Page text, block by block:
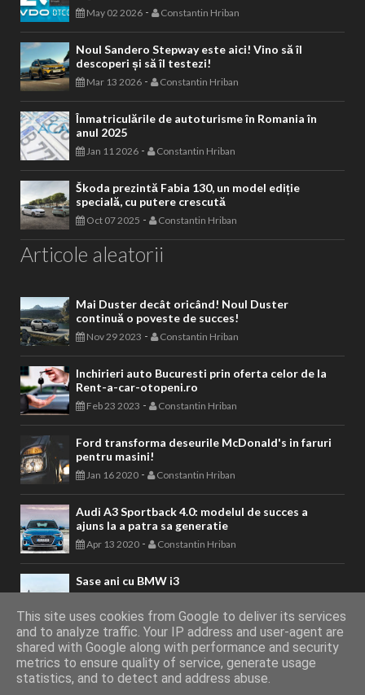
May 02 2026 - Constantin Hriban
Noul Sandero Stepway este aici! Vino să îl
descoperi și să îl testezi!
Mar 13 2026 - Constantin Hriban
Înmatriculările de autoturisme în Romania în
anul 2025
Jan 11 2026 - Constantin Hriban
Škoda prezintă Fabia 130, un model ediție
specială, cu putere crescută
Oct 07 2025 - Constantin Hriban
Articole aleatorii
Mai Duster decât oricând! Noul Duster
continuă o poveste de succes!
Nov 29 2023 - Constantin Hriban
Inchirieri auto Bucuresti prin oferta celor de la
Rent-a-car-otopeni.ro
Feb 23 2023 - Constantin Hriban
Ford transforma deseurile McDonald's in faruri
pentru masini!
Jan 16 2020 - Constantin Hriban
Audi A3 Sportback 4.0: modelul de succes a
ajuns la a patra sa generatie
Apr 13 2020 - Constantin Hriban
Sase ani cu BMW i3
AUTOVITAL - Blog AutoCopyright © 2011 - 2026. Toate drepturile
This site uses cookies from Google to deliver its services
and to analyze traffic. Your IP address and user-agent are
shared with Google along with performance and security
metrics to ensure quality of service, generate usage
statistics, and to detect and address abuse.